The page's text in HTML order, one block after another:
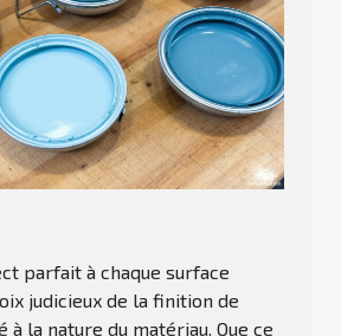
parfait à chaque surface
judicieux de la finition de
à la nature du matériau. Que ce